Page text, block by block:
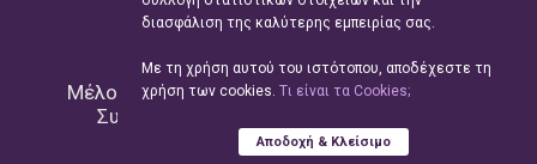
Μέλος του Δικτύου τηςHellas Press Media
Συντήρηση και Ανάπτυξη
διασφάλιση της καλύτερης εμπειρίας σας.
Με τη χρήση αυτού του ιστότοπου, αποδέχεστε τη
χρήση των cookies. Tι είναι τα Cookies;
Αποδοχή & Κλείσιμο